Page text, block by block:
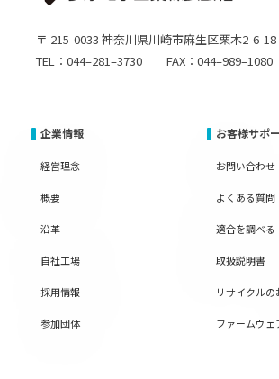
〒 215-0033 神奈川県川崎市麻生区栗木2-6-18
TEL：044–281–3730 FAX：044–989–1080
企業情報
経営理念
概要
沿革
自社工場
採用情報
参加団体
お客様サポ
お問い合わせ
よくある質問
適合を調べる
取扱説明書
リサイクルの
ファームウェ